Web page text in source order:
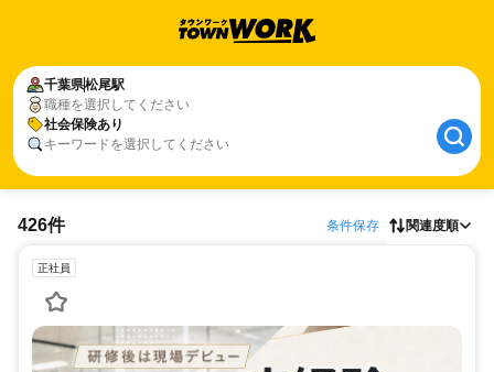
千葉県松尾駅
職種を選択してください
社会保険あり
キーワードを選択してください
426件 条件保存 関連度順
正社員